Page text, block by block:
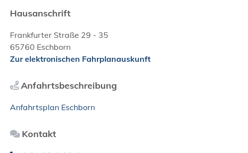
Hausanschrift
Frankfurter Straße 29 - 35
65760 Eschborn
Zur elektronischen Fahrplanauskunft
Anfahrtsbeschreibung
Anfahrtsplan Eschborn
Kontakt